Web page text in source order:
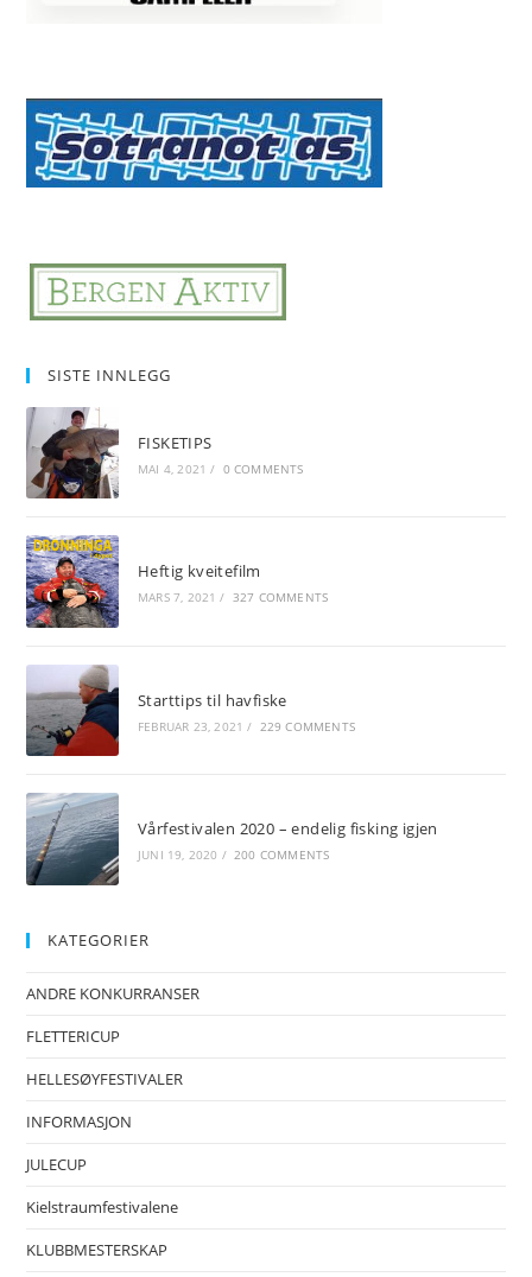
SISTE INNLEGG
FISKETIPS
MAI 4, 2021 / 0 COMMENTS
Heftig kveitefilm
MARS 7, 2021 / 327 COMMENTS
Starttips til havfiske
FEBRUAR 23, 2021 / 229 COMMENTS
Vårfestivalen 2020 – endelig fisking igjen
JUNI 19, 2020 / 200 COMMENTS
KATEGORIER
ANDRE KONKURRANSER
FLETTERICUP
HELLESØYFESTIVALER
INFORMASJON
JULECUP
Kielstraumfestivalene
KLUBBMESTERSKAP